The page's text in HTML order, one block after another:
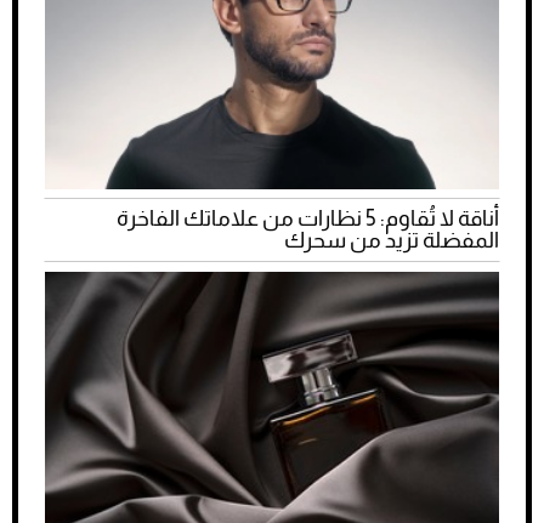
أناقة لا تُقاوم: 5 نظارات من علاماتك الفاخرة
المفضلة تزيد من سحرك